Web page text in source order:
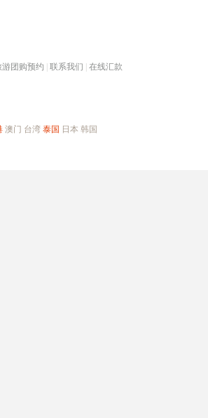
游团购预约 联系我们 在线汇款
澳门 台湾 泰国 日本 韩国